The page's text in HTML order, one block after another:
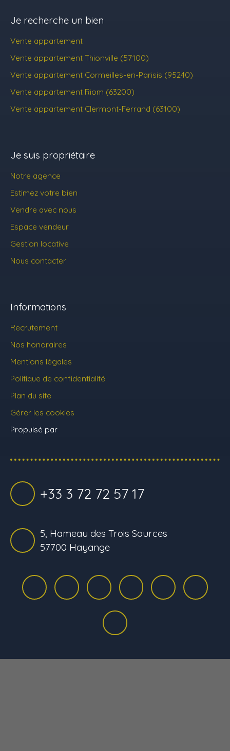
Je recherche un bien
Vente appartement
Vente appartement Thionville (57100)
Vente appartement Cormeilles-en-Parisis (95240)
Vente appartement Riom (63200)
Vente appartement Clermont-Ferrand (63100)
Je suis propriétaire
Notre agence
Estimez votre bien
Vendre avec nous
Espace vendeur
Gestion locative
Nous contacter
Informations
Recrutement
Nos honoraires
Mentions légales
Politique de confidentialité
Plan du site
Gérer les cookies
Propulsé par
+33 3 72 72 57 17
5, Hameau des Trois Sources
57700 Hayange